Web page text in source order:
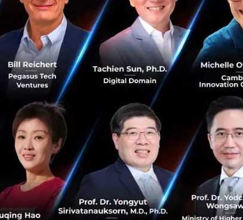
โดยมี “บริษัทหลักทรัพย์ ไทยพาณิชย์ จำกัด”
ร่วมกับ “Bitkub” ในการเป็นพันธมิตรทางธุรกิจในการส
ด้านสินทรัพย์ดิจิทัล (Digital Asset Ecosystem) ที่มี
พื้นฐานสำคัญของ Ecosystem ในระดับประเทศให้มีคว
ทั้งนี้ การเข้าทำธุรกรรมการซื้อขายหุ้นจะอยู่ภายใต้
ที่เกี่ยวข้อง เช่น ธนาคารแห่งประเทศไทย สำนักงานค
ตลาดหลักทรัพย์ โดยมีเงื่อนไขว่าผลการสอบทานธุรกิจ
สาระสำคัญต้องเป็นที่น่าพอใจ และคู่สัญญาได้ปฏิบัติต
โดยคาดว่าจะเสร็จสิ้นภายในไตรมาสแรกของปี 2565